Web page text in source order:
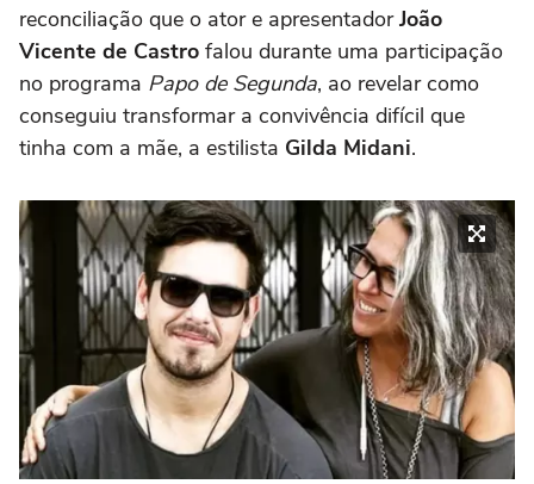
reconciliação que o ator e apresentadorJoão
Vicente de Castro falou durante uma participação
no programa Papo de Segunda, ao revelar como
conseguiu transformar a convivência difícil que
tinha com a mãe, a estilista Gilda Midani.